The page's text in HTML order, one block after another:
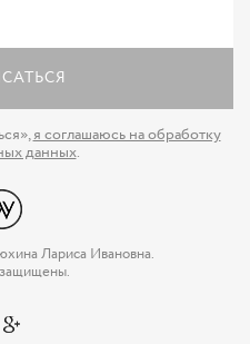
я соглашаюсь на обработку
данных.
Лариса Ивановна.